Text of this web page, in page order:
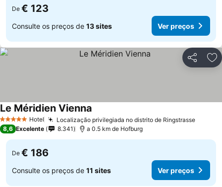
De € 123
Consulte os preços de 13 sites Ver preços
Partilhar
5 Estrelas Hotel Localização privilegiada no distrito de Ringstrasse
Le Méridien Vienna
8,6 Excelente 8.341 a 0.5 km de Hofburg
De € 186
Consulte os preços de 11 sites Ver preços